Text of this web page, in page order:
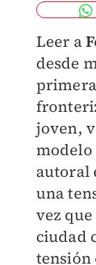
Leer a
desde
joven,
modelo
autoral
una
vez
ciudad
tensión